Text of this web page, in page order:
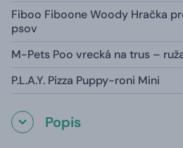
Fiboo Fiboone Woody Hračka
psov
M-Pets Poo vrecká na trus –
P.L.A.Y. Pizza Puppy-roni Mini
Popis